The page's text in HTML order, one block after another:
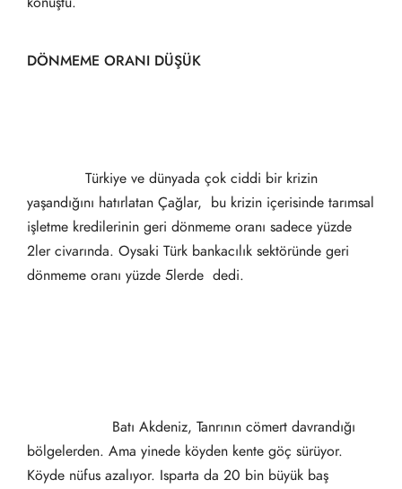
DÖNMEME ORANI DÜŞÜK
Türkiye ve dünyada çok ciddi bir krizin
yaşandığını hatırlatan Çağlar,  bu krizin içerisinde tarımsal
işletme kredilerinin geri dönmeme oranı sadece yüzde
2ler civarında. Oysaki Türk bankacılık sektöründe geri
dönmeme oranı yüzde 5lerde  dedi.
Batı Akdeniz, Tanrının cömert davrandığı
bölgelerden. Ama yinede köyden kente göç sürüyor.
Köyde nüfus azalıyor. Isparta da 20 bin büyük baş